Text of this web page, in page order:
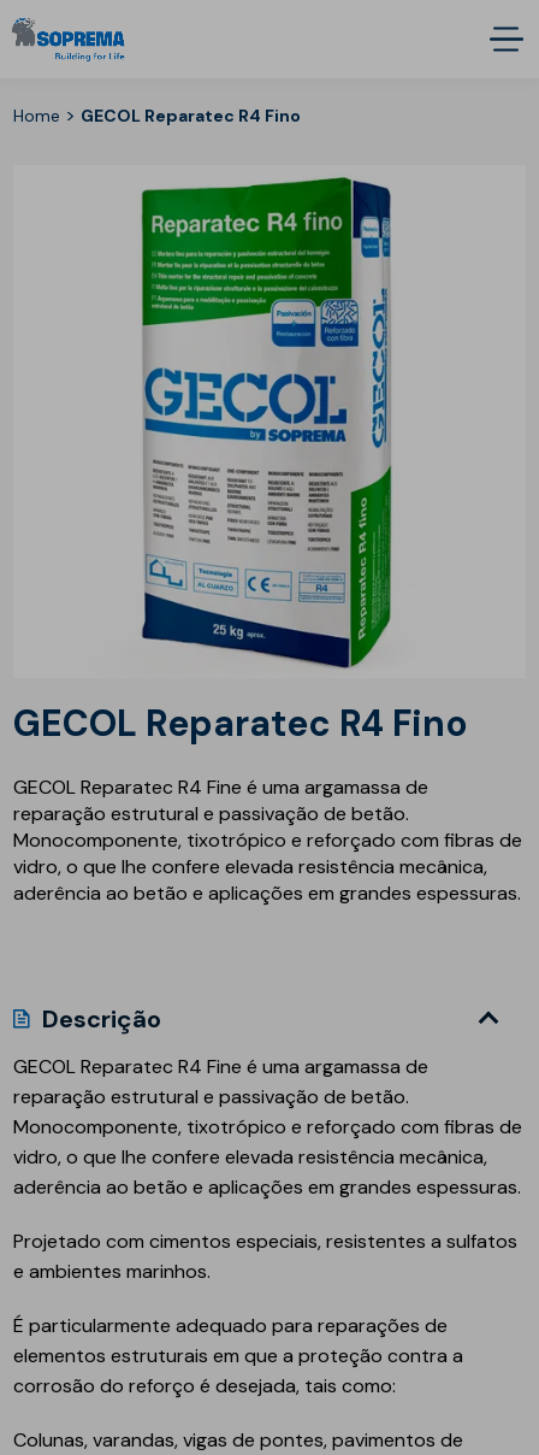
Home > GECOL Reparatec R4 Fino
GECOL Reparatec R4 Fino
GECOL Reparatec R4 Fine é uma argamassa de
reparação estrutural e passivação de betão.
Monocomponente, tixotrópico e reforçado com fibras de
vidro, o que lhe confere elevada resistência mecânica,
aderência ao betão e aplicações em grandes espessuras.
Descrição
GECOL Reparatec R4 Fine é uma argamassa de
reparação estrutural e passivação de betão.
Monocomponente, tixotrópico e reforçado com fibras de
vidro, o que lhe confere elevada resistência mecânica,
aderência ao betão e aplicações em grandes espessuras.
Projetado com cimentos especiais, resistentes a sulfatos
e ambientes marinhos.
É particularmente adequado para reparações de
elementos estruturais em que a proteção contra a
corrosão do reforço é desejada, tais como:
Colunas, varandas, vigas de pontes, pavimentos de